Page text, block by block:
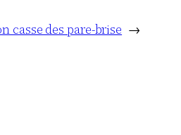
casse des pare-brise →